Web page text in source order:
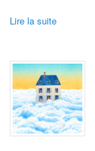
Lire la suite